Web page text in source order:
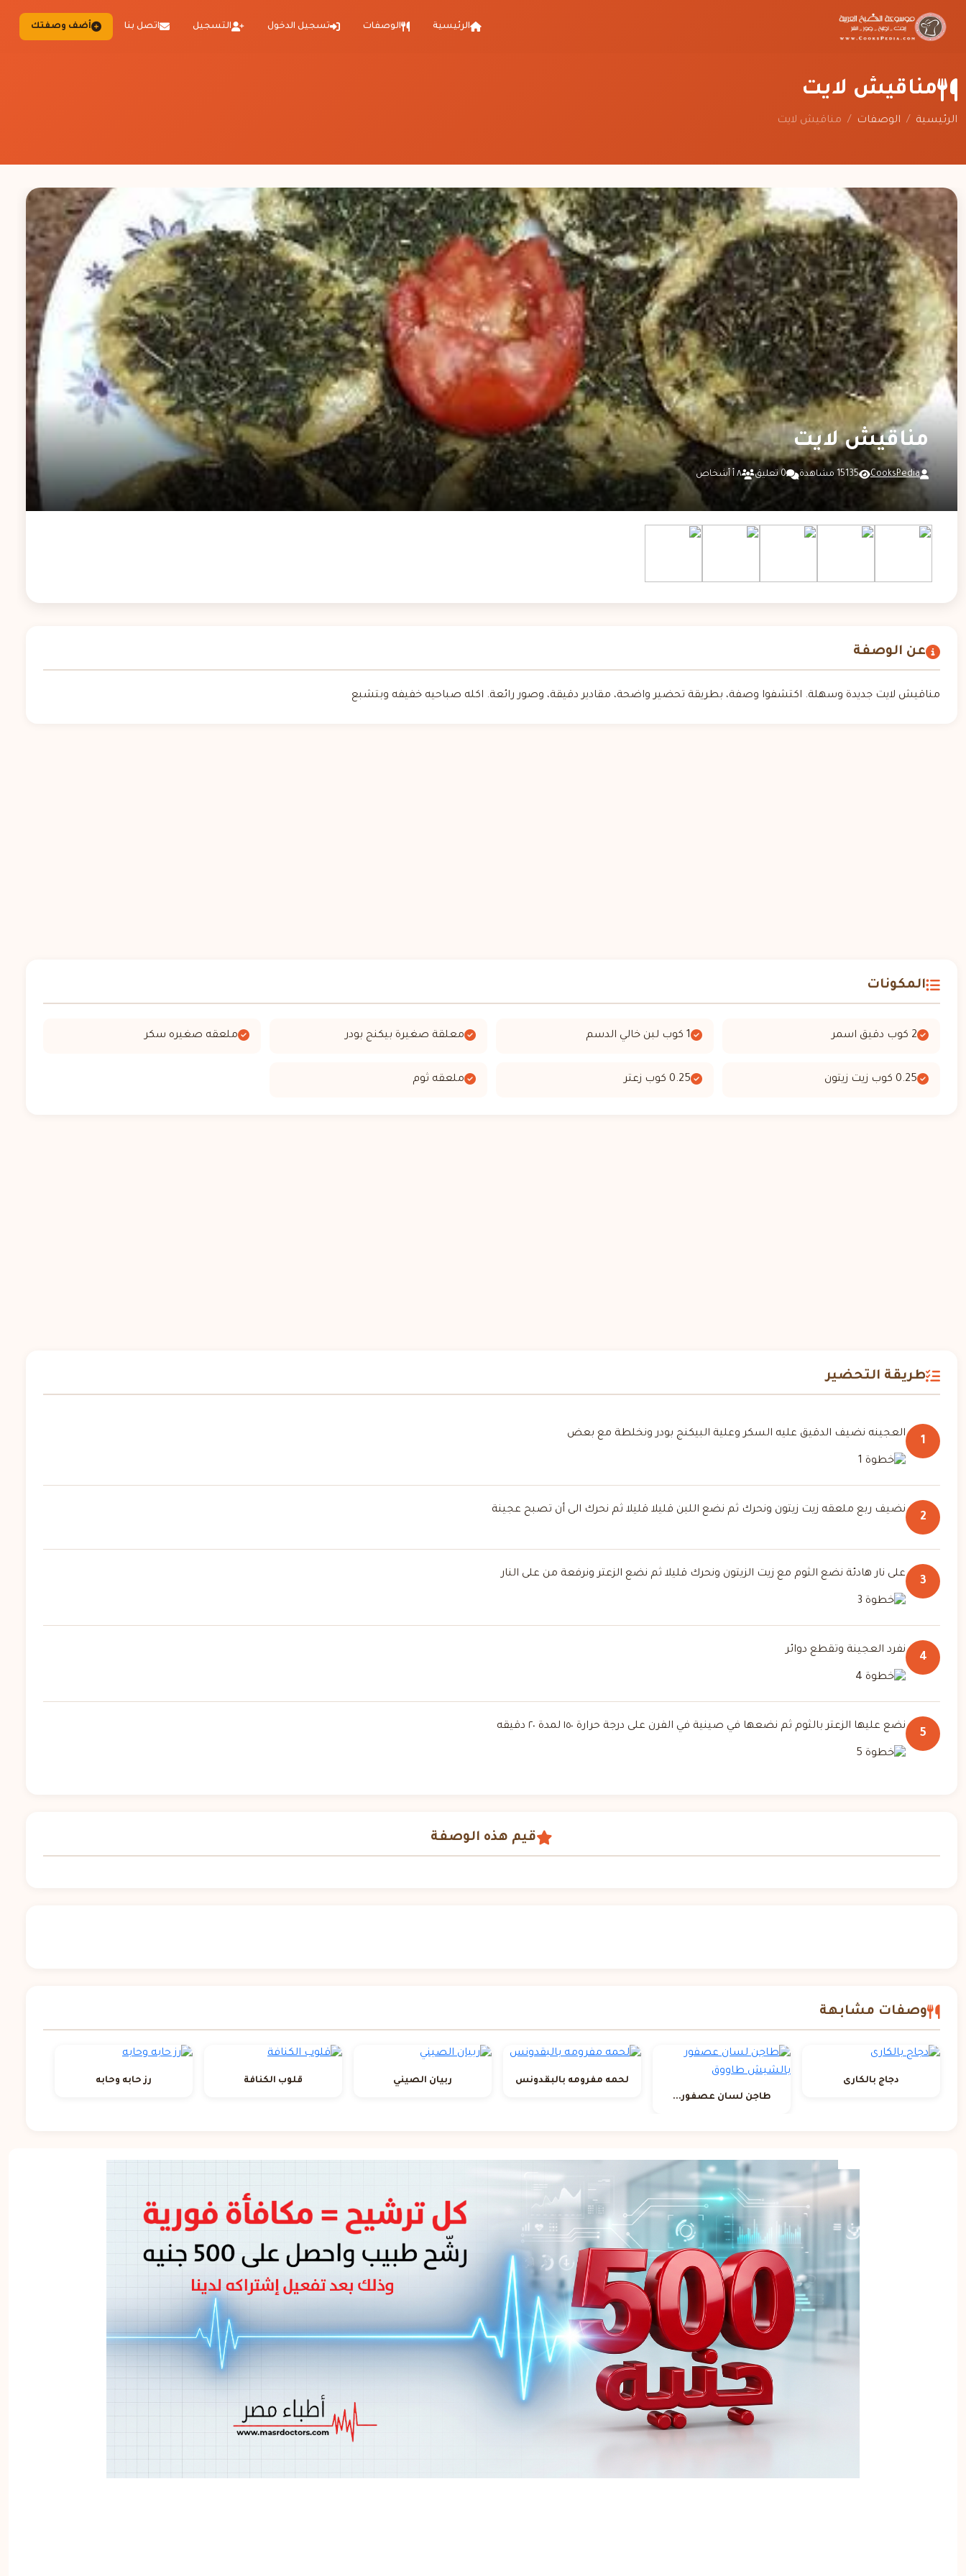
الرئيسية الوصفات تسجيل الدخول التسجيل اتصل بنا أضف وصفتك
مناقيش لايت
الرئيسية / الوصفات / مناقيش لايت
مناقيش لايت
CooksPedia 15135 مشاهدة 0 تعليق ٨ أ أشخاص
عن الوصفة
مناقيش لايت جديدة وسهلة. اكتشفوا وصفة، بطريقة تحضير واضحة، مقادير دقيقة، وصور رائعة. اكله صباحيه خفيفه وبتشبع
المكونات
2 كوب دقيق اسمر 1 كوب لبن خالي الدسم معلقة صغيرة بيكنج بودر ملعقه صغيره سكر
0.25 كوب زيت زيتون 0.25 كوب زعتر ملعقه ثوم
طريقة التحضير
1
العجينه نضيف الدقيق عليه السكر وعلية البيكنج بودر ونخلطة مع بعض
2
نضيف ربع ملعقه زيت زيتون ونحرك ثم نضع اللبن قليلا قليلا ثم نحرك الى أن تصبح عجينة
3
على نار هادئة نضع الثوم مع زيت الزيتون ونحرك قليلا ثم نضع الزعتر ونرفعة من على النار
4
نفرد العجينة وتقطع دوائر
5
نضع عليها الزعتر بالثوم ثم نضعها في صينية في الفرن على درجة حرارة ١٥٠ لمدة ٢٠ دقيقه
قيم هذه الوصفة
وصفات مشابهة
دجاج بالكارى
طاجن لسان عصفور...
لحمه مفرومه بالبقدونس ربيان الصيني قلوب الكنافة رز حابه وحابه